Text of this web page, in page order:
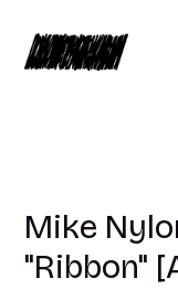
Mike
"Ribbon"